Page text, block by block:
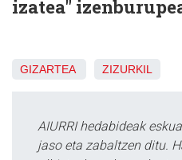
izatea"
GIZARTEA ZIZURKIL
AIURRI hedabideak
jaso eta zabaltzen ditu.